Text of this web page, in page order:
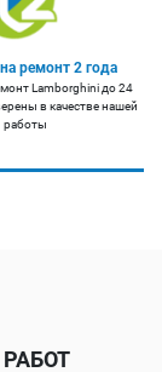
ремонт 2 года
Lamborghini до 24
в качестве нашей
работы